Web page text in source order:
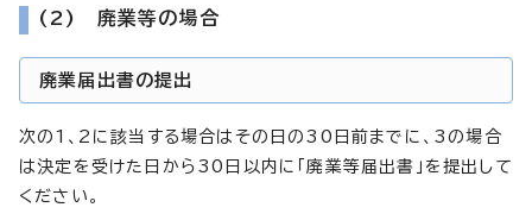
(2) 廃業等の場合
廃業届出書の提出
次の1、2に該当する場合はその日の30日前までに、3の場合
は決定を受けた日から30日以内に「廃業等届出書」を提出して
ください。